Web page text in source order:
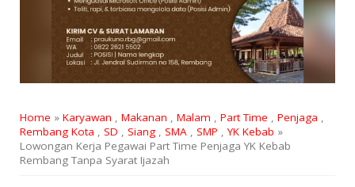
Home » Karyawan , Makanan , Malam , Part Time , Penjaga ,
Rembang Kota , SD , Siang, SMA, SMP ,YK Kebab »
Lowongan Kerja Pegawai Part Time Penjaga YK Kebab
Rembang Tanpa Syarat Ijazah